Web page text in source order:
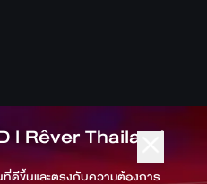
l Rêver Thailand
ดีขึ้นและตรงกับความต้องการ